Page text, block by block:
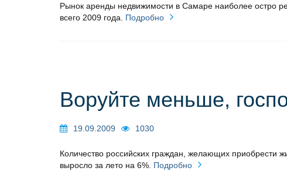
Рынок аренды недвижимости в Самаре наиболее остро
всего 2009 года. Подробно
Воруйте меньше,
19.09.2009 1030
Количество российских граждан, желающих приобрести
выросло за лето на 6%. Подробно